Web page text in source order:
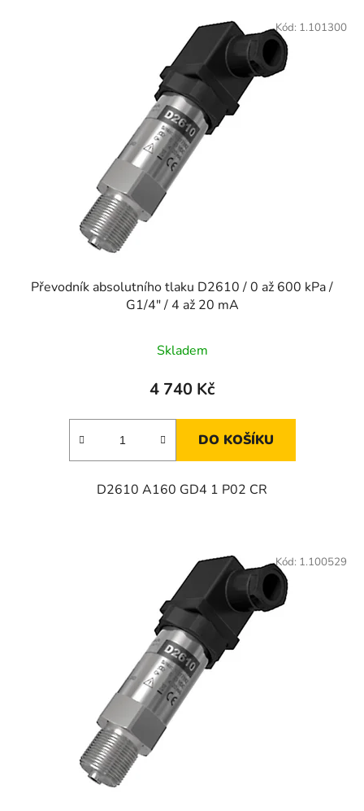
Převodník absolutního tlaku D2610 / 0 až 600 kPa /
G1/4" / 4 až 20 mA
Skladem
4 740 Kč
DO KOŠÍKU
D2610 A160 GD4 1 P02 CR
Kód: 1.101300
Kód: 1.100529